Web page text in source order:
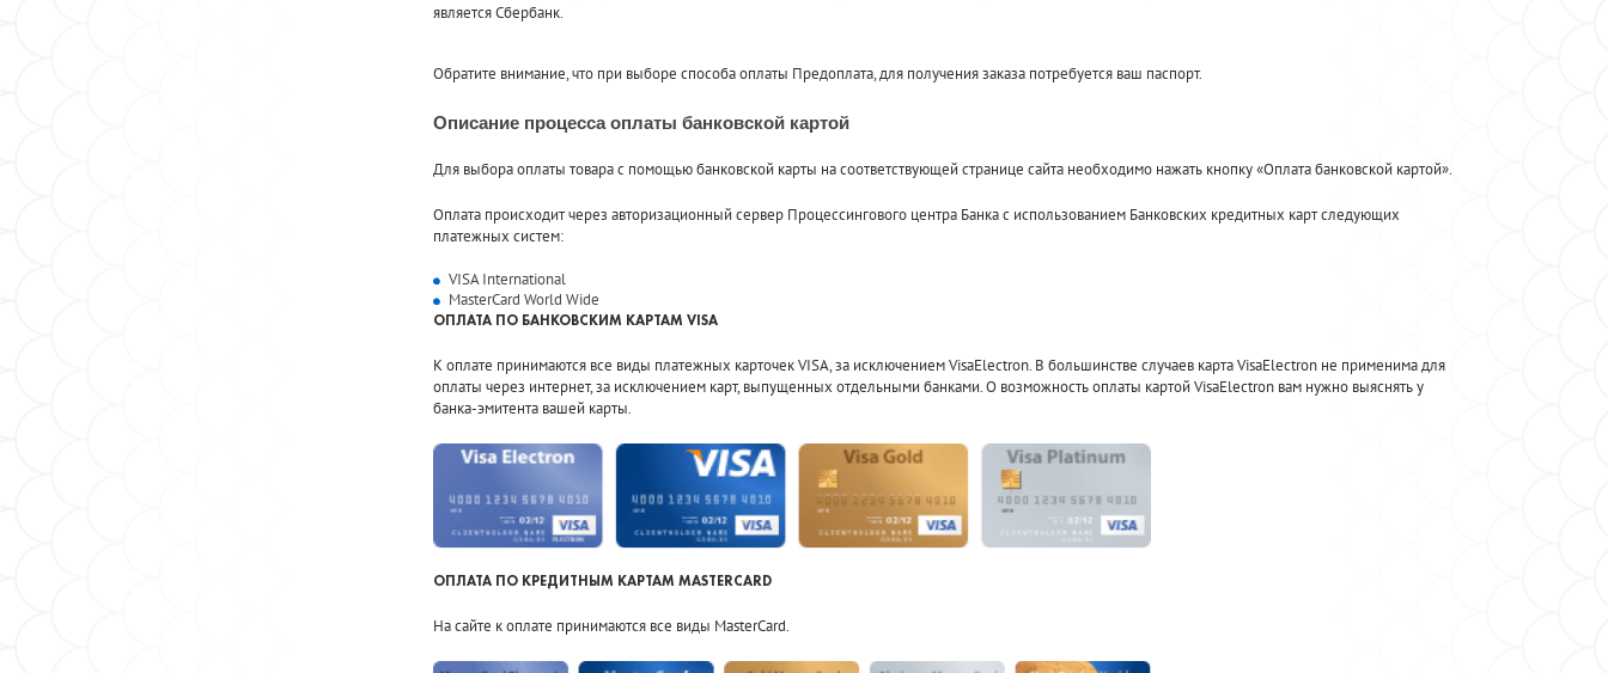
является Сбербанк.
Обратите внимание, что при выборе способа оплаты Предоплата, для получения заказа потребуется ваш паспорт.
Описание процесса оплаты банковской картой
Для выбора оплаты товара с помощью банковской карты на соответствующей странице сайта необходимо нажать кнопку «Оплата банковской картой».
Оплата происходит через авторизационный сервер Процессингового центра Банка с использованием Банковских кредитных карт следующих
платежных систем:
VISA International
MasterCard World Wide
ОПЛАТА ПО БАНКОВСКИМ КАРТАМ VISA
К оплате принимаются все виды платежных карточек VISA, за исключением VisaElectron. В большинстве случаев карта VisaElectron не применима для
оплаты через интернет, за исключением карт, выпущенных отдельными банками. О возможность оплаты картой VisaElectron вам нужно выяснять у
банка-эмитента вашей карты.
ОПЛАТА ПО КРЕДИТНЫМ КАРТАМ MASTERCARD
На сайте к оплате принимаются все виды MasterCard.